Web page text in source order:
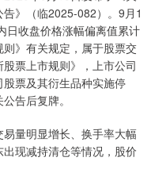
》（临2025-082）。9月1
日收盘价格涨幅偏离值累计
》有关规定，属于股票交
票上市规则》，上市公司
票及其衍生品种实施停
告后复牌。
量明显增长、换手率大幅
现减持清仓等情况，股价